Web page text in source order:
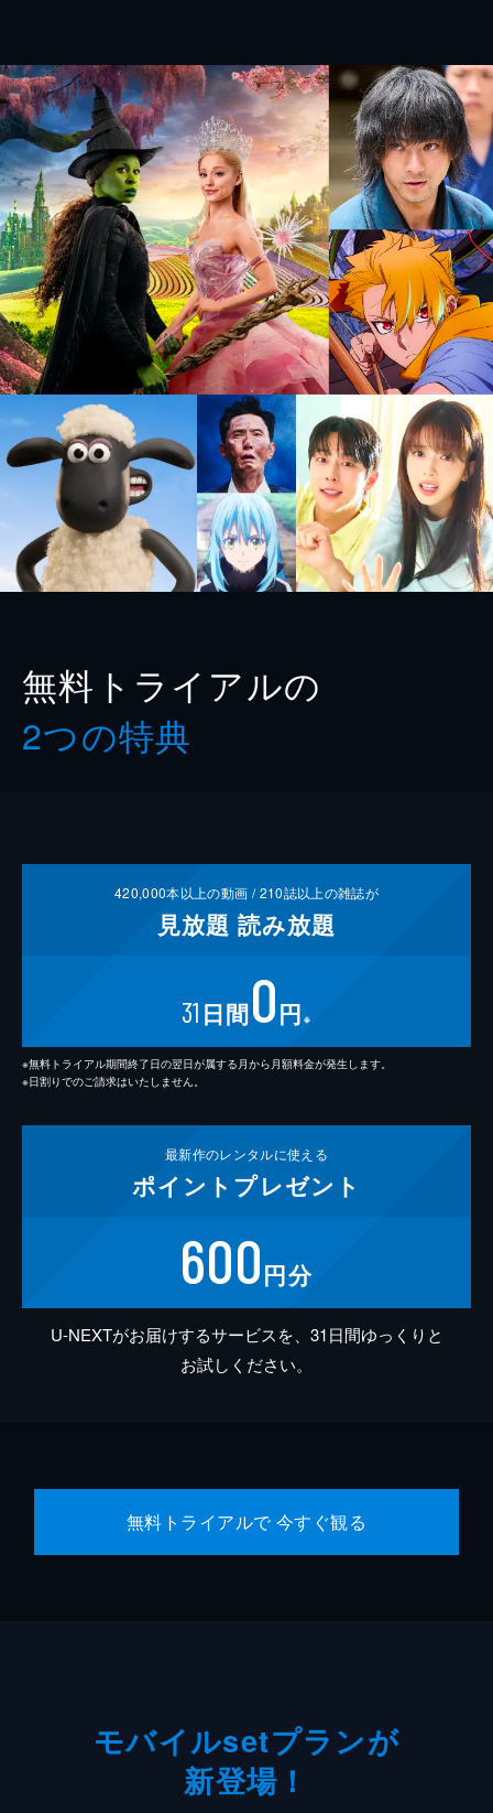
無料トライアルの
2つの特典
420,000本以上の動画 /210誌以上の雑誌が
見放題 読み放題
31 日間0円 ※
※無料トライアル期間終了日の翌日が属する月から月額料金が発生します。
※日割りでのご請求はいたしません。
最新作のレンタルに使える
ポイント プレゼント
600円分
U-NEXTがお届けするサービスを、31日間ゆっくりと
お試しください。
無料トライアルで 今すぐ観る
モバイルsetプランが
新登場！